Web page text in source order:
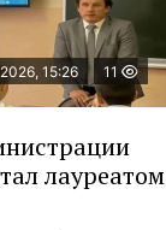
15:26 11
лауреатом